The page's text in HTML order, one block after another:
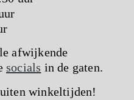
afwijkende
socials in de gaten.
winkeltijden!